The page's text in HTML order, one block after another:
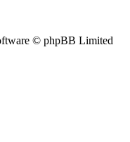
© phpBB Limited